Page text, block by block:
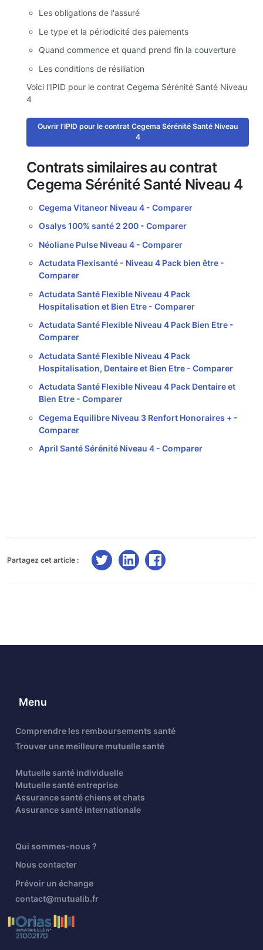
Les obligations de l'assuré
Le type et la périodicité des paiements
Quand commence et quand prend fin la couverture
Les conditions de résiliation
Voici l'IPID pour le contrat Cegema Sérénité Santé Niveau
4
Ouvrir l'IPID pour le contrat Cegema Sérénité Santé Niveau
4
Contrats similaires au contrat
Cegema Sérénité Santé Niveau 4
Cegema Vitaneor Niveau 4 - Comparer
Osalys 100% santé 2 200 - Comparer
Néoliane Pulse Niveau 4 - Comparer
Actudata Flexisanté - Niveau 4 Pack bien être -
Comparer
Actudata Santé Flexible Niveau 4 Pack
Hospitalisation et Bien Etre - Comparer
Actudata Santé Flexible Niveau 4 Pack Bien Etre -
Comparer
Actudata Santé Flexible Niveau 4 Pack
Hospitalisation, Dentaire et Bien Etre - Comparer
Actudata Santé Flexible Niveau 4 Pack Dentaire et
Bien Etre - Comparer
Cegema Equilibre Niveau 3 Renfort Honoraires + -
Comparer
April Santé Sérénité Niveau 4 - Comparer
Partagez cet article :
Menu
Comprendre les remboursements santé
Trouver une meilleure mutuelle santé
Mutuelle santé individuelle
Mutuelle santé entreprise
Assurance santé chiens et chats
Assurance santé internationale
Qui sommes-nous ?
Nous contacter
Prévoir un échange
contact@mutualib.fr